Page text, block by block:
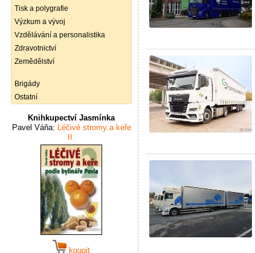
Tisk a polygrafie
Výzkum a vývoj
Vzdělávání a personalistika
Zdravotnictví
Zemědělství
Brigády
Ostatní
Knihkupectví Jasmínka
Pavel Váňa: Léčivé stromy a keře
II.
koupit